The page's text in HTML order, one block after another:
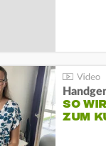
SO
ZUM